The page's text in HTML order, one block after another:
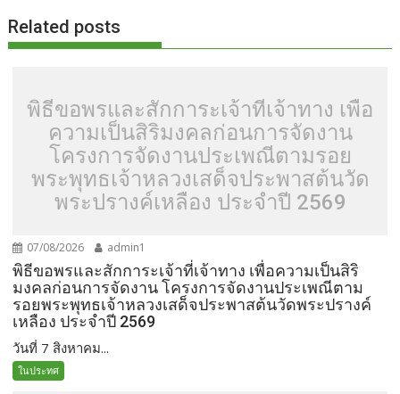
Related posts
พิธีขอพรและสักการะเจ้าที่เจ้าทาง เพื่อ
ความเป็นสิริมงคลก่อนการจัดงาน
โครงการจัดงานประเพณีตามรอย
พระพุทธเจ้าหลวงเสด็จประพาสต้นวัด
พระปรางค์เหลือง ประจำปี 2569
07/08/2026 admin1
พิธีขอพรและสักการะเจ้าที่เจ้าทาง เพื่อความเป็นสิริ
มงคลก่อนการจัดงาน โครงการจัดงานประเพณีตาม
รอยพระพุทธเจ้าหลวงเสด็จประพาสต้นวัดพระปรางค์
เหลือง ประจำปี 2569
วันที่ 7 สิงหาคม...
ในประทศ